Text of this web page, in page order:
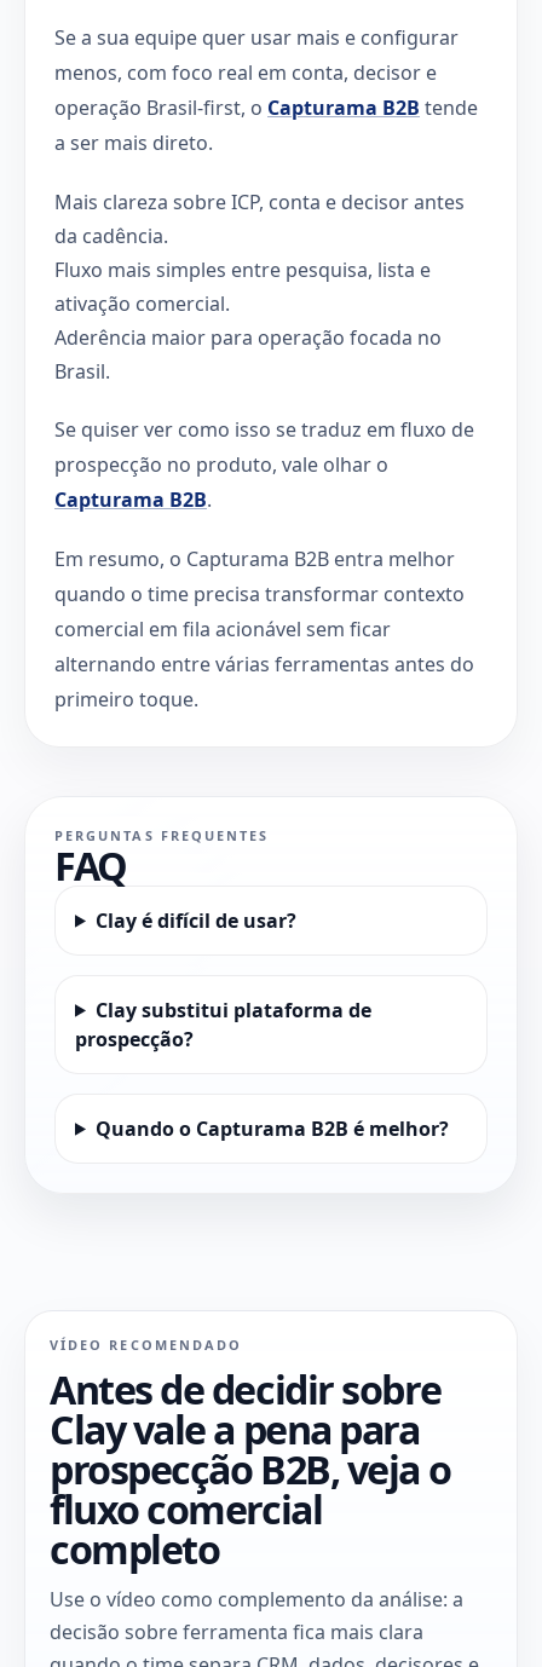
Se a sua equipe quer usar mais e configurar
menos, com foco real em conta, decisor e
operação Brasil-first, o Capturama B2B tende
a ser mais direto.
Mais clareza sobre ICP, conta e decisor antes
da cadência.
Fluxo mais simples entre pesquisa, lista e
ativação comercial.
Aderência maior para operação focada no
Brasil.
Se quiser ver como isso se traduz em fluxo de
prospecção no produto, vale olhar o
Capturama B2B.
Em resumo, o Capturama B2B entra melhor
quando o time precisa transformar contexto
comercial em fila acionável sem ficar
alternando entre várias ferramentas antes do
primeiro toque.
PERGUNTAS FREQUENTES
FAQ
Clay é difícil de usar?
Clay substitui plataforma de
prospecção?
Quando o Capturama B2B é melhor?
VÍDEO RECOMENDADO
Antes de decidir sobre
Clay vale a pena para
prospecção B2B, veja o
fluxo comercial
completo
Use o vídeo como complemento da análise: a
decisão sobre ferramenta fica mais clara